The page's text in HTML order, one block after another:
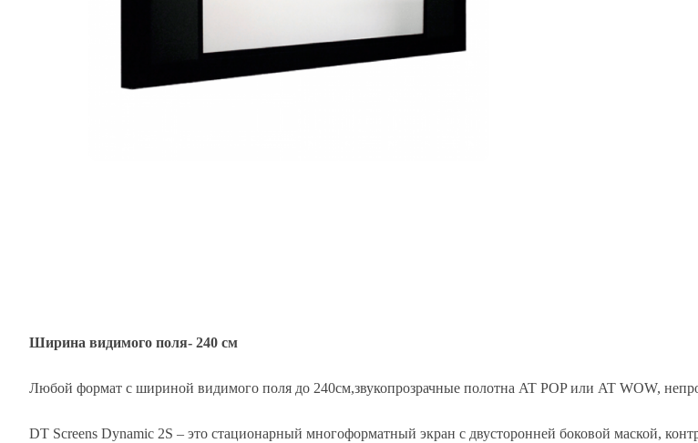
Ширина видимого поля- 240 см
Любой формат с шириной видимого поля до 240см,звукопрозрачные полотна AT POP или AT WOW,
DT Screens Dynamic 2S – это стационарный многоформатный экран с двусторонней боковой маской,